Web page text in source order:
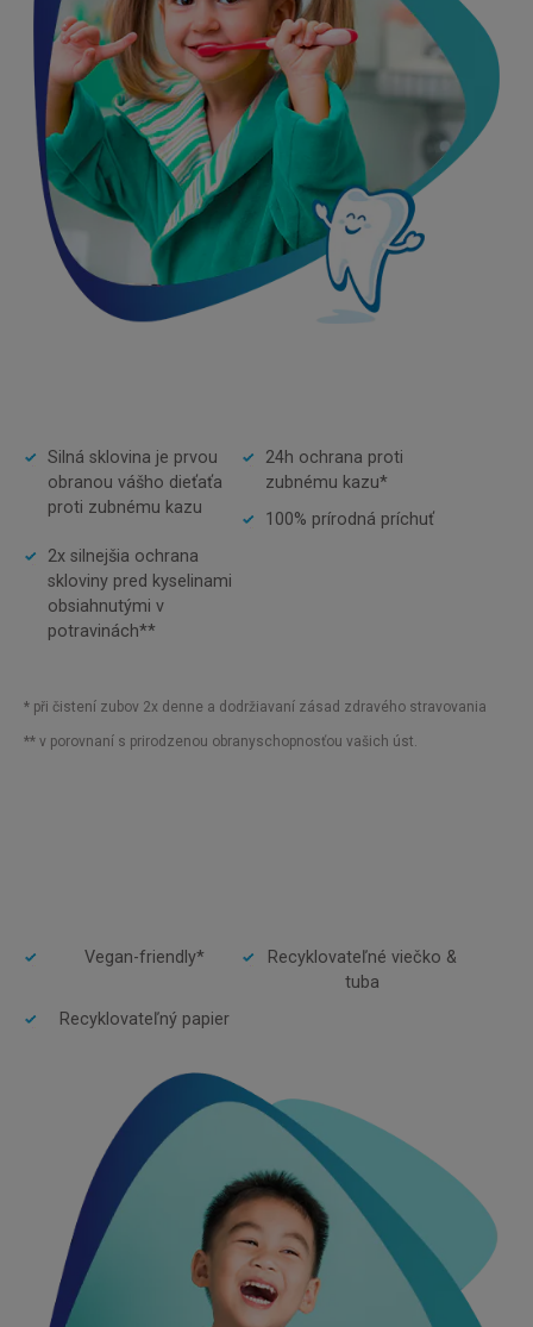
Silná sklovina je prvou
obranou vášho dieťaťa
proti zubnému kazu
24h ochrana proti
zubnému kazu*
100% prírodná príchuť
2x silnejšia ochrana
skloviny pred kyselinami
obsiahnutými v
potravinách**
* při čistení zubov 2x denne a dodržiavaní zásad zdravého stravovania
** v porovnaní s prirodzenou obranyschopnosťou vašich úst.
Vegan-friendly*
Recyklovateľné viečko &
tuba
Recyklovateľný papier